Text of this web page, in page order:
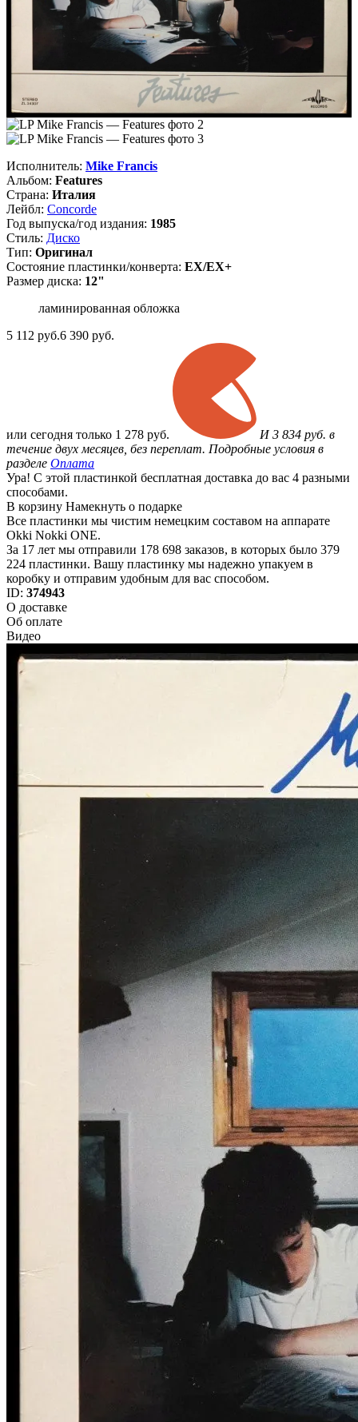
Исполнитель: Mike Francis
Альбом: Features
Страна: Италия
Лейбл: Concorde
Год выпуска/год издания: 1985
Стиль: Диско
Тип: Оригинал
Состояние пластинки/конверта: EX/EX+
Размер диска: 12"
ламинированная обложка
5 112 руб.6 390 руб.
или сегодня только 1 278 руб.
И 3 834 руб. в
течение двух месяцев, без переплат. Подробные условия в
разделе Оплата
Ура! С этой пластинкой бесплатная доставка до вас 4 разными
способами.
В корзину Намекнуть о подарке
Все пластинки мы чистим немецким составом на аппарате
Okki Nokki ONE.
За 17 лет мы отправили 178 698 заказов, в которых было 379
224 пластинки. Вашу пластинку мы надежно упакуем в
коробку и отправим удобным для вас способом.
ID: 374943
О доставке
Об оплате
Видео